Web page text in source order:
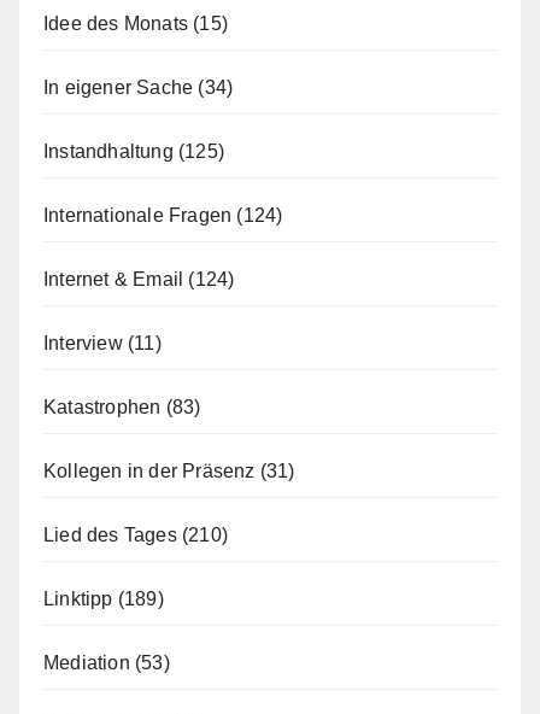
Idee des Monats (15)
In eigener Sache (34)
Instandhaltung (125)
Internationale Fragen (124)
Internet & Email (124)
Interview(11)
Katastrophen (83)
Kollegen in der Präsenz (31)
Lied des Tages(210)
Linktipp (189)
Mediation (53)